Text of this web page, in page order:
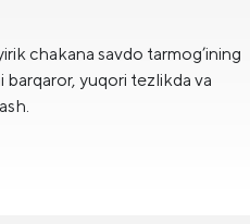
chakana savdo tarmog’ining
barqaror, yuqori tezlikda va